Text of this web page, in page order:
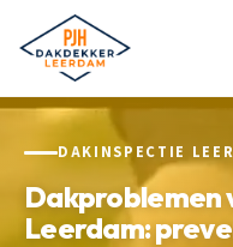
DAKINSPECTIE
Dakproblemen
Leerdam: